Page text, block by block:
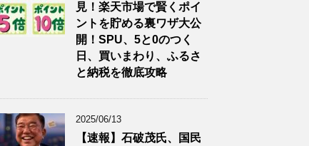
見！楽天市場で賢くポイ
ントを貯める裏ワザ大公
開！SPU、5と0のつく
日、買いまわり、ふるさ
と納税を徹底攻略
2025/06/13
【速報】石破茂氏、国民